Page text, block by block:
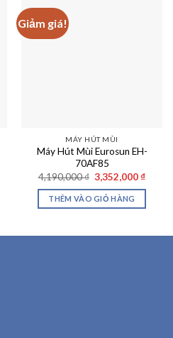
13,480,000 ₫.
Giảm giá!
MÁY HÚT MÙI
Máy Hút Mùi Eurosun EH-
70AF85
4,190,000₫ Giá
gốc
là:
4,190,000 ₫.
3,352,000 ₫Giá
THÊM VÀO GIỎ HÀNG